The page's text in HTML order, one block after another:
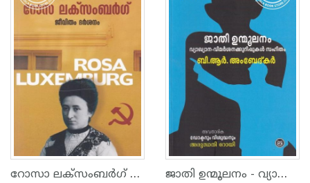
റോസാ ലക്സംബർഗ് ജീവിതം ദർശനം ജാതി ഉന്മൂലനം - വ്യാഖ്യാന വിമർശനക്കുറിപ്പുകൾ സഹിതം ബി ആർ അംബേദ്‌കർ